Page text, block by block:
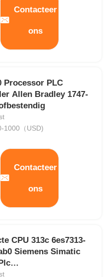
controller
Contacteer
ons
Processor PLC
Allen Bradley 1747-
1000（USD)
Contacteer
ons
CPU 313c 6es7313-
Siemens Simatic